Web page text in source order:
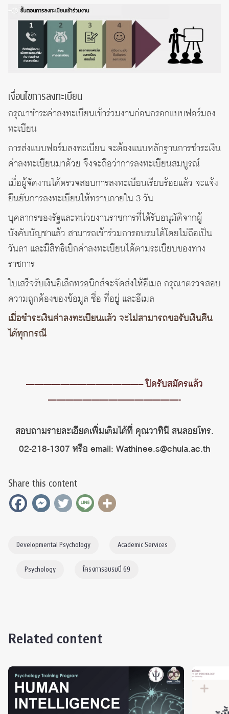
เงื่อนไขการลงทะเบียน
กรุณาชำระค่าลงทะเบียนเข้าร่วมงานก่อนกรอกแบบฟอร์มลง
ทะเบียน
การส่งแบบฟอร์มลงทะเบียน จะต้องแนบหลักฐานการชำระเงิน
ค่าลงทะเบียนมาด้วย จึงจะถือว่าการลงทะเบียนสมบูรณ์
เมื่อผู้จัดงานได้ตรวจสอบการลงทะเบียนเรียบร้อยแล้ว จะแจ้ง
ยืนยันการลงทะเบียนให้ทราบภายใน 3 วัน
บุคลากรของรัฐและหน่วยงานราชการที่ได้รับอนุมัติจากผู้
บังคับบัญชาแล้ว สามารถเข้าร่วมการอบรมได้โดยไม่ถือเป็น
วันลา และมีสิทธิเบิกค่าลงทะเบียนได้ตามระเบียบของทาง
ราชการ
ใบเสร็จรับเงินอิเล็กทรอนิกส์จะจัดส่งให้อีเมล กรุณาตรวจสอบ
ความถูกต้องของข้อมูล ชื่อ ที่อยู่ และอีเมล
เมื่อชำระเงินค่าลงทะเบียนแล้ว จะไม่สามารถขอรับเงินคืน
ได้ทุกกรณี
—————————————– ปิดรับสมัครแล้ว
———————————————-
สอบถามรายละเอียดเพิ่มเติมได้ที่ คุณวาทินี สนลอยโทร.
02-218-1307 หรือ email: Wathinee.s@chula.ac.th
Share this content
Developmental Psychology Academic Services
Psychology โครงการอบรมปี 69
Related content